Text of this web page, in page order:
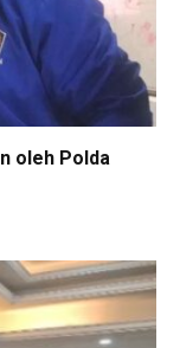
oleh Polda